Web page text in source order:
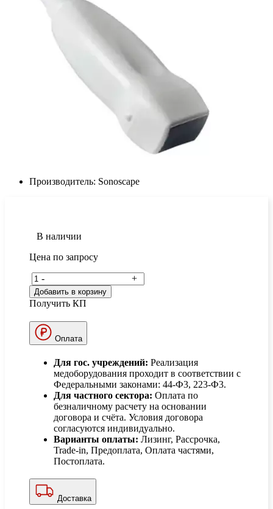
Производитель: Sonoscape
В наличии
Цена по запросу
- +
Добавить в корзину
Получить КП
Оплата
Для гос. учреждений: Реализация
медоборудования проходит в соответствии с
Федеральными законами: 44-Ф3, 223-Ф3.
Для частного сектора: Оплата по
безналичному расчету на основании
договора и счёта. Условия договора
согласуются индивидуально.
Варианты оплаты: Лизинг, Рассрочка,
Trade-in, Предоплата, Оплата частями,
Постоплата.
Доставка